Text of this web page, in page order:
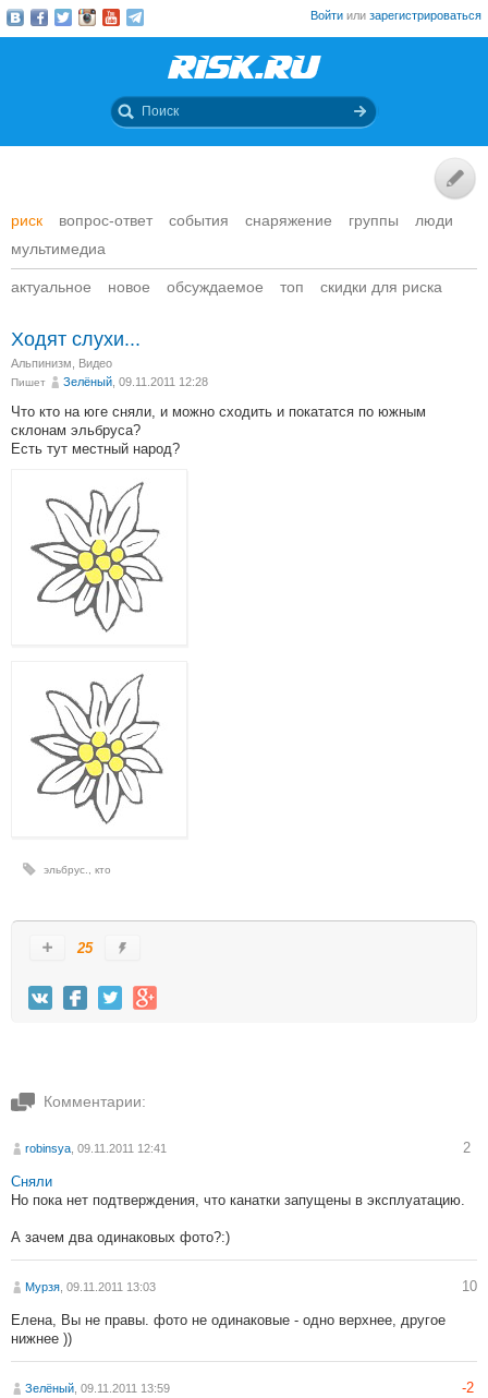
Войти или зарегистрироваться
риск вопрос-ответ события снаряжение группы
люди
мультимедиа
актуальное новое обсуждаемое топ скидки для риска
Ходят слухи...
Альпинизм Видео
Пишет Зелёный , 09.11.2011 12:28
Что кто на юге сняли, и можно сходить и покататся по южным
склонам эльбруса?
Есть тут местный народ?
эльбрус. кто
25
Комментарии:
robinsya , 09.11.2011 12:41 2
Сняли
Но пока нет подтверждения, что канатки запущены в эксплуатацию.
А зачем два одинаковых фото?:)
Мурзя , 09.11.2011 13:03 10
Елена, Вы не правы. фото не одинаковые - одно верхнее, другое
нижнее ))
Зелёный , 09.11.2011 13:59 -2